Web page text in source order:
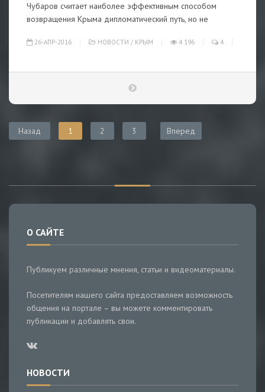
Чубаров считает наиболее эффективным способом
возвращения Крыма дипломатический путь, но не
26-АПР-2016 НОВОСТИ / КРЫМ 4 196 4
Назад 1 2 3 Вперед
О САЙТЕ
Публикуем различные мнения, статьи и видеоматериалы.
Посетителям нашего сайта предоставляем возможность
общения на портале – вы можете комментировать
публикации и добавлять свои.
НОВОСТИ